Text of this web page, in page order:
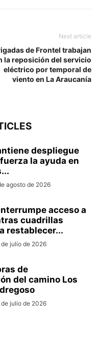
Next article
de Frontel trabajan
la reposición del servicio
eléctrico por temporal de
viento en La Araucanía
despliegue
la ayuda en
agosto de 2026
acceso a
cuadrillas
restablecer...
de julio de 2026
de
del camino Los
de julio de 2026